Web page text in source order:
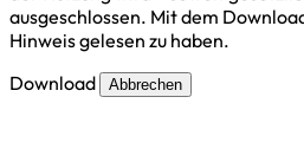
ausgeschlossen. Mit dem
Hinweis gelesen zu haben.
Download
Abbrechen